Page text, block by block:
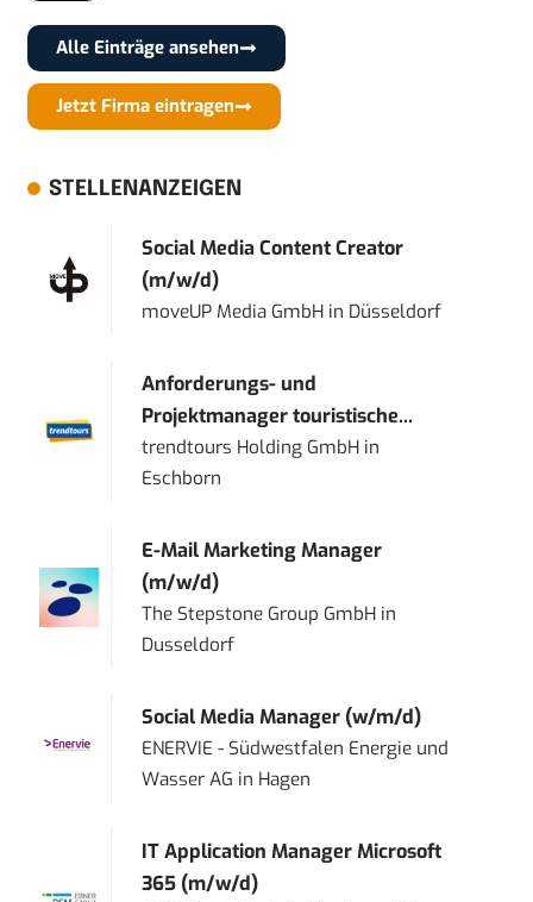
Alle Einträge ansehen
Jetzt Firma eintragen
STELLENANZEIGEN
Social Media Content Creator
(m/w/d)
moveUP Media GmbH in Düsseldorf
Anforderungs- und
Projektmanager touristische...
trendtours Holding GmbH in
Eschborn
E-Mail Marketing Manager
(m/w/d)
The Stepstone Group GmbH in
Dusseldorf
Social Media Manager (w/m/d)
ENERVIE - Südwestfalen Energie und
Wasser AG in Hagen
IT Application Manager Microsoft
365 (m/w/d)